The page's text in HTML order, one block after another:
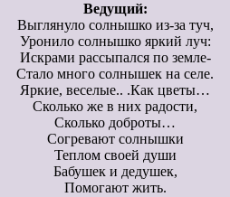
Ведущий:
Выглянуло солнышко из-за туч,
Уронило солнышко яркий луч:
Искрами рассыпался по земле-
Стало много солнышек на селе.
Яркие, веселые.. .Как цветы…
Сколько же в них радости,
Сколько доброты…
Согревают солнышки
Теплом своей души
Бабушек и дедушек,
Помогают жить.